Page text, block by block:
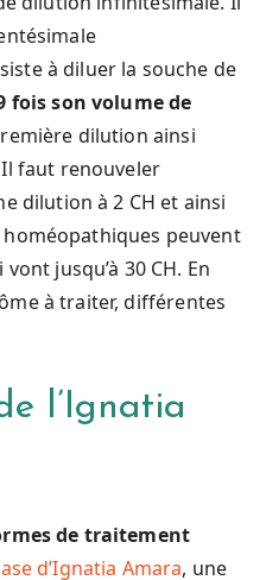
à diluer la souche de
fois son volume de
dilution ainsi
faut renouveler
dilution à 2 CH et ainsi
peuvent
jusqu’à 30 CH. En
à traiter, différentes
l’Ignatia
de traitement
d’Ignatia Amara, une